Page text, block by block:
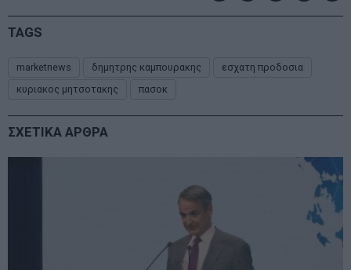
TAGS
marketnews δημητρης καμπουρακης
εσχατη προδοσια
κυριακος μητσοτακης
πασοκ
ΣΧΕΤΙΚΑ ΑΡΘΡΑ